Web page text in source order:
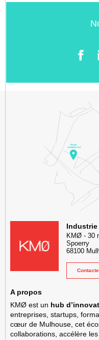
KMØ Hub d’innovation
Industrie
KMØ- 30
Spoerry
68100
A propos
KMØ est un hub
entreprises, startups,
cœur de Mulhouse, cet
collaborations, accélère